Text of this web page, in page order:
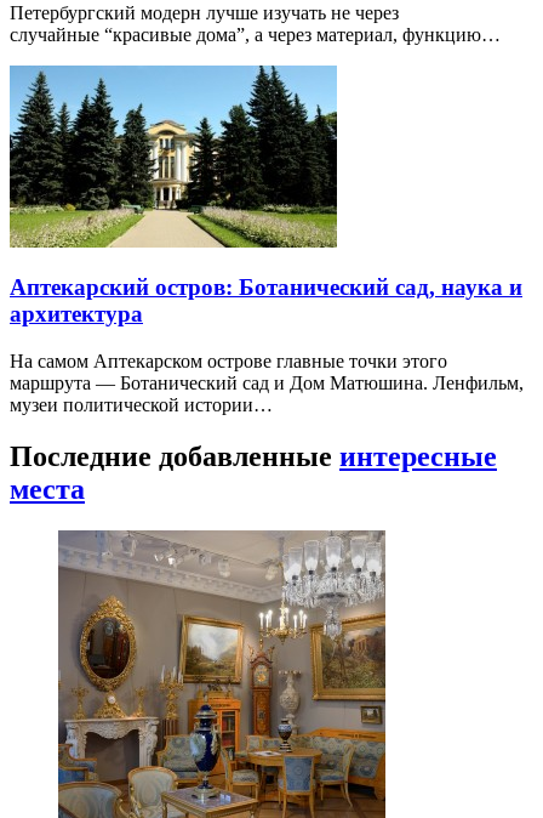
Петербургский модерн лучше изучать не через
случайные “красивые дома”, а через материал, функцию…
Аптекарский остров: Ботанический сад, наука и
архитектура
На самом Аптекарском острове главные точки этого
маршрута — Ботанический сад и Дом Матюшина. Ленфильм,
музеи политической истории…
Последние добавленные интересные
места